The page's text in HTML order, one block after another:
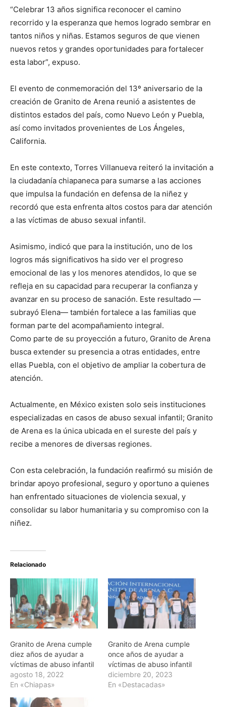
“Celebrar 13 años significa reconocer el camino
recorrido y la esperanza que hemos logrado sembrar en
tantos niños y niñas. Estamos seguros de que vienen
nuevos retos y grandes oportunidades para fortalecer
esta labor”, expuso.
El evento de conmemoración del 13º aniversario de la
creación de Granito de Arena reunió a asistentes de
distintos estados del país, como Nuevo León y Puebla,
así como invitados provenientes de Los Ángeles,
California.
En este contexto, Torres Villanueva reiteró la invitación a
la ciudadanía chiapaneca para sumarse a las acciones
que impulsa la fundación en defensa de la niñez y
recordó que esta enfrenta altos costos para dar atención
a las víctimas de abuso sexual infantil.
Asimismo, indicó que para la institución, uno de los
logros más significativos ha sido ver el progreso
emocional de las y los menores atendidos, lo que se
refleja en su capacidad para recuperar la confianza y
avanzar en su proceso de sanación. Este resultado —
subrayó Elena— también fortalece a las familias que
forman parte del acompañamiento integral.
Como parte de su proyección a futuro, Granito de Arena
busca extender su presencia a otras entidades, entre
ellas Puebla, con el objetivo de ampliar la cobertura de
atención.
Actualmente, en México existen solo seis instituciones
especializadas en casos de abuso sexual infantil; Granito
de Arena es la única ubicada en el sureste del país y
recibe a menores de diversas regiones.
Con esta celebración, la fundación reafirmó su misión de
brindar apoyo profesional, seguro y oportuno a quienes
han enfrentado situaciones de violencia sexual, y
consolidar su labor humanitaria y su compromiso con la
niñez.
Relacionado
Granito de Arena cumple
diez años de ayudar a
víctimas de abuso infantil
agosto 18, 2022
En «Chiapas»
Granito de Arena cumple
once años de ayudar a
víctimas de abuso infantil
diciembre 20, 2023
En «Destacadas»